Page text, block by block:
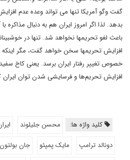
گفت وگو آمریکا تنها می تواند وعده عدم
بدهد. لذا اگر امروز ایران هم به دنبال مذاکره
باعث لغو تحریمها نخواهد شد. تنها در
افزایش تحریمها سخن خواهد گفت، مگر
خصوص تغییر رفتار ایران برسد. یعنی کاخ
افزایش تحریم‌ها و فرسایشی شدن توان ایران
کلید واژه ها: محسن جلیلوند
دونالد ترامپ
مایک پمپئو
جان بولتون